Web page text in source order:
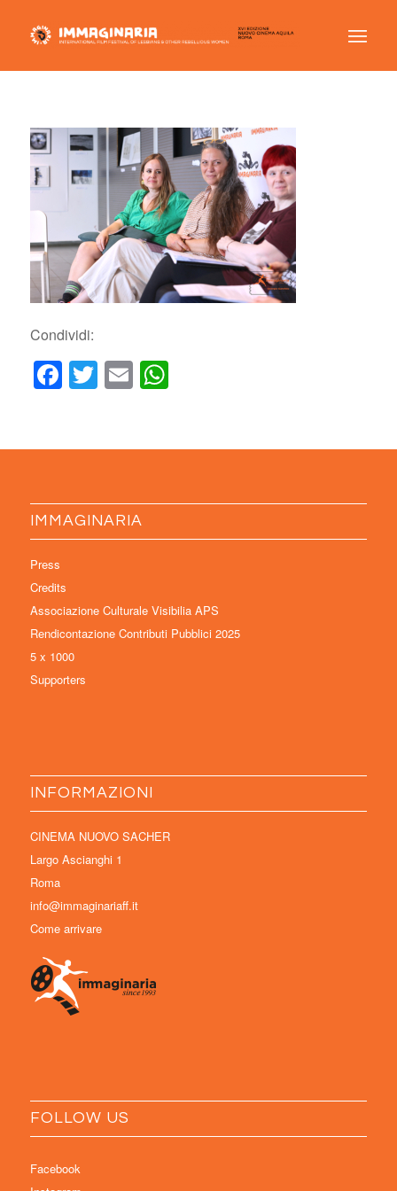
Condividi:
Facebook
Twitter
EmailWhatsApp
IMMAGINARIA
Press
Credits
Associazione Culturale Visibilia APS
Rendicontazione Contributi Pubblici 2025
5 x 1000
Supporters
INFORMAZIONI
CINEMA NUOVO SACHER
Largo Ascianghi 1
Roma
info@immaginariaff.it
Come arrivare
FOLLOW US
Facebook